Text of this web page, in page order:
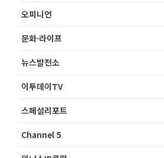
오피니언
문화·라이프
뉴스발전소
이투데이TV
스페셜리포트
Channel 5